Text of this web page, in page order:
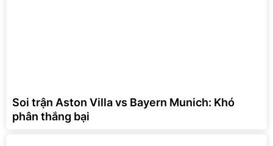
Soi trận Aston Villa vs Bayern Munich: Khó
phân thắng bại